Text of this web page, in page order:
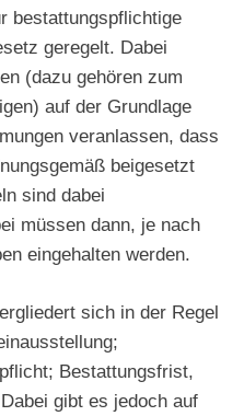
bestattungspflichtige
geregelt. Dabei
(dazu gehören zum
auf der Grundlage
veranlassen, dass
beigesetzt
sind dabei
müssen dann, je nach
eingehalten werden.
sich in der Regel
Bestattungsfrist,
gibt es jedoch auf